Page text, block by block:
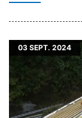
03 SEPT. 2024